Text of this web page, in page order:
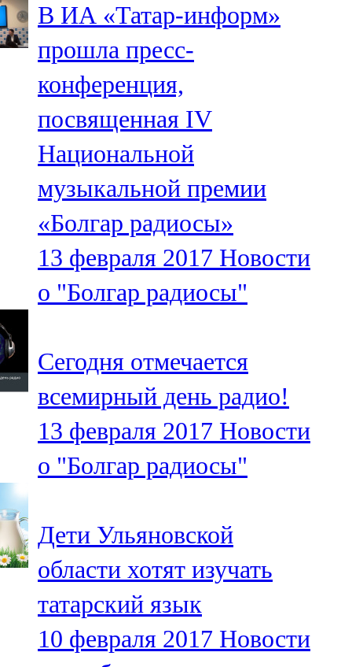
Теләче
106,1 FM
Түбән Кама
102,6 FM
Чирмешән
107,7 FM
Чистай
103,0 FM
Чүпрәле
Шәмәрдән
102,3 FM
Яңа чишмә
107,0 FM
105,5 FM
В ИА «Татар-информ»
прошла пресс-
конференция,
посвященная IV
Национальной
музыкальной премии
«Болгар радиосы»
13 февраля 2017 Новости
о "Болгар радиосы"
Сегодня отмечается
всемирный день радио!
13 февраля 2017 Новости
о "Болгар радиосы"
Дети Ульяновской
области хотят изучать
татарский язык
10 февраля 2017 Новости